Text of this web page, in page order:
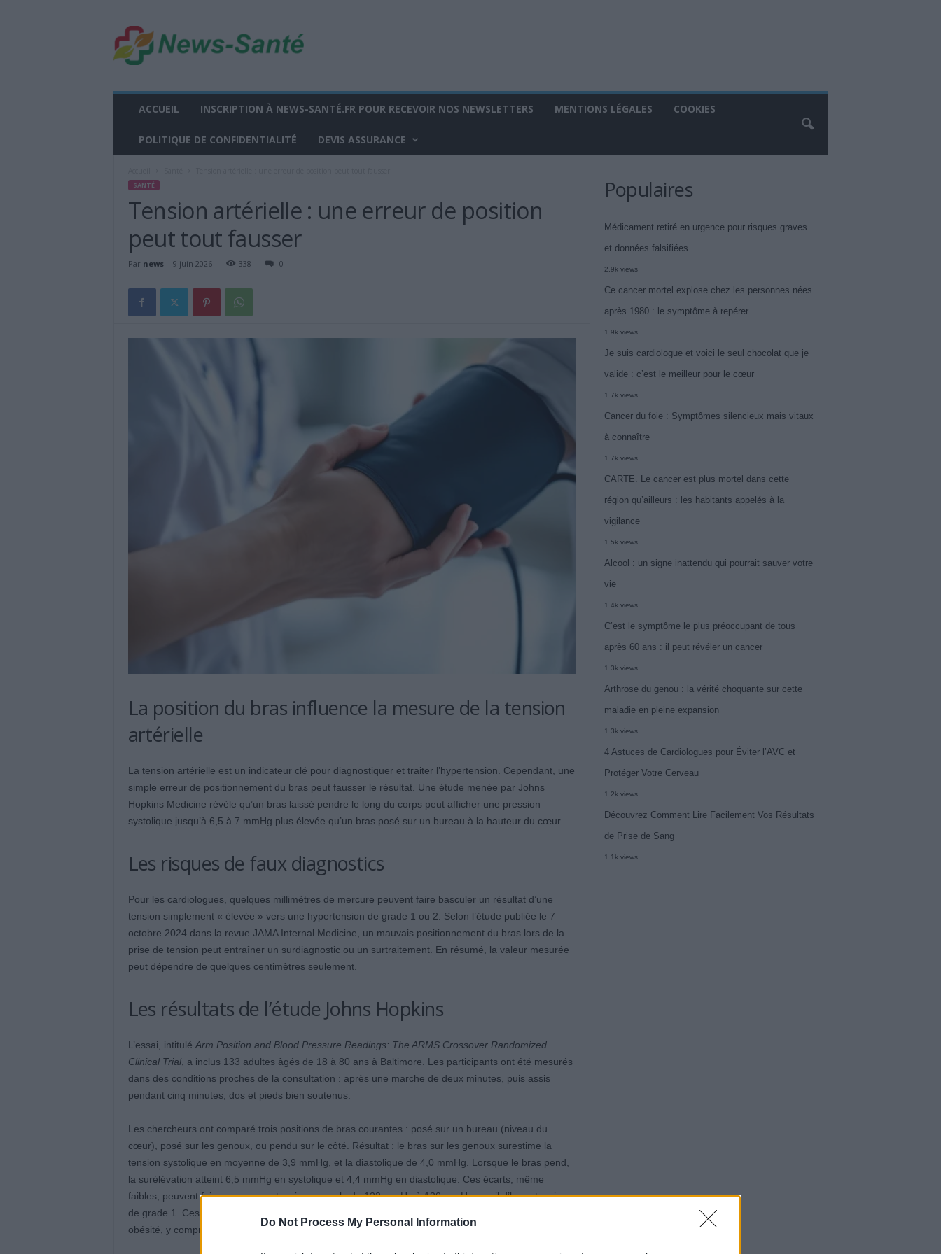
Do Not Process My Personal Information
w
s
ACCUEIL INSCRIPTION À NEWS-SANTÉ.FR POUR RECEVOIR NOS NEWSLETTERS MENTIONS LÉGALES COOKIES
POLITIQUE DE CONFIDENTIALITÉ DEVIS ASSURANCE
SANTÉ
Tension artérielle : une erreur de position
peut tout fausser
Par news- 9 juin 2026 338 0
La position du bras influence la mesure de la tension
artérielle
La tension artérielle est un indicateur clé pour diagnostiquer et traiter l’hypertension. Cependant, une
simple erreur de positionnement du bras peut fausser le résultat. Une étude menée par Johns
Hopkins Medicine révèle qu’un bras laissé pendre le long du corps peut afficher une pression
systolique jusqu’à 6,5 à 7 mmHg plus élevée qu’un bras posé sur un bureau à la hauteur du cœur.
Les risques de faux diagnostics
Pour les cardiologues, quelques millimètres de mercure peuvent faire basculer un résultat d’une
tension simplement « élevée » vers une hypertension de grade 1 ou 2. Selon l’étude publiée le 7
octobre 2024 dans la revue JAMA Internal Medicine, un mauvais positionnement du bras lors de la
prise de tension peut entraîner un surdiagnostic ou un surtraitement. En résumé, la valeur mesurée
peut dépendre de quelques centimètres seulement.
Les résultats de l’étude Johns Hopkins
L’essai, intitulé Arm Position and Blood Pressure Readings: The ARMS Crossover Randomized
Clinical Trial, a inclus 133 adultes âgés de 18 à 80 ans à Baltimore. Les participants ont été mesurés
dans des conditions proches de la consultation : après une marche de deux minutes, puis assis
pendant cinq minutes, dos et pieds bien soutenus.
Les chercheurs ont comparé trois positions de bras courantes : posé sur un bureau (niveau du
cœur), posé sur les genoux, ou pendu sur le côté. Résultat : le bras sur les genoux surestime la
tension systolique en moyenne de 3,9 mmHg, et la diastolique de 4,0 mmHg. Lorsque le bras pend,
la surélévation atteint 6,5 mmHg en systolique et 4,4 mmHg en diastolique. Ces écarts, même
faibles, peuvent faire passer une tension normale de 123 mmHg à 130 mmHg, seuil d’hypertension
de grade 1. Ces variations concernent aussi bien les jeunes que les personnes âgées, avec ou sans
obésité, y compris chez des patients déjà hypertendus.
Populaires
Médicament retiré en urgence pour risques graves
et données falsifiées
2.9k views
Ce cancer mortel explose chez les personnes nées
après 1980 : le symptôme à repérer
1.9k views
Je suis cardiologue et voici le seul chocolat que je
valide : c’est le meilleur pour le cœur
1.7k views
Cancer du foie : Symptômes silencieux mais vitaux
à connaître
1.7k views
CARTE. Le cancer est plus mortel dans cette
région qu’ailleurs : les habitants appelés à la
vigilance
1.5k views
Alcool : un signe inattendu qui pourrait sauver votre
vie
1.4k views
C’est le symptôme le plus préoccupant de tous
après 60 ans : il peut révéler un cancer
1.3k views
Arthrose du genou : la vérité choquante sur cette
maladie en pleine expansion
1.3k views
4 Astuces de Cardiologues pour Éviter l’AVC et
Protéger Votre Cerveau
1.2k views
Découvrez Comment Lire Facilement Vos Résultats
de Prise de Sang
1.1k views